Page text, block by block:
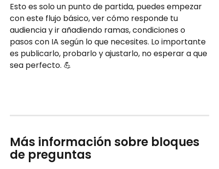
Esto es solo un punto de partida, puedes empezar
con este flujo básico, ver cómo responde tu
audiencia y ir añadiendo ramas, condiciones o
pasos con IA según lo que necesites. Lo importante
es publicarlo, probarlo y ajustarlo, no esperar a que
sea perfecto. 💪
Más información sobre bloques
de preguntas